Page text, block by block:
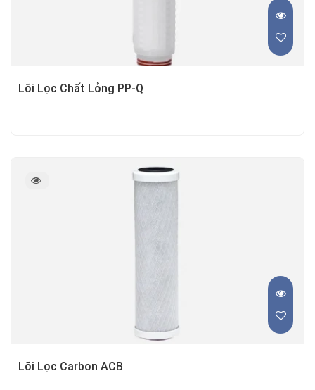
Lõi Lọc Chất Lỏng PP-Q
Lõi Lọc Carbon ACB